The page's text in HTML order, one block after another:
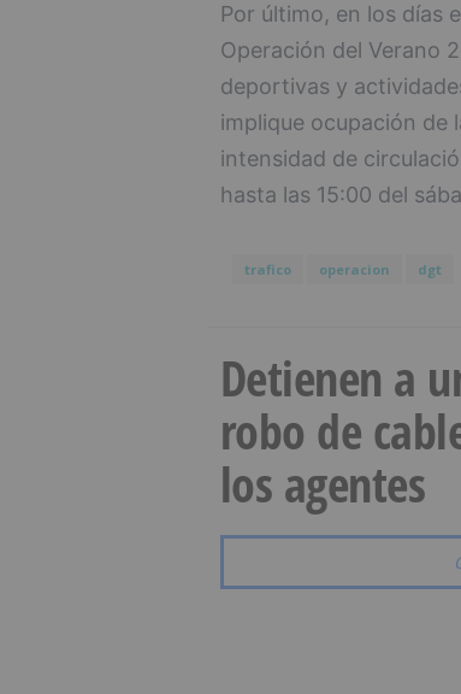
Por último, en los días
Operación del Verano
deportivas y
implique ocupación de
intensidad de
hasta las 15:00 del
trafico operacion dgt
Detienen a
robo de
los agentes